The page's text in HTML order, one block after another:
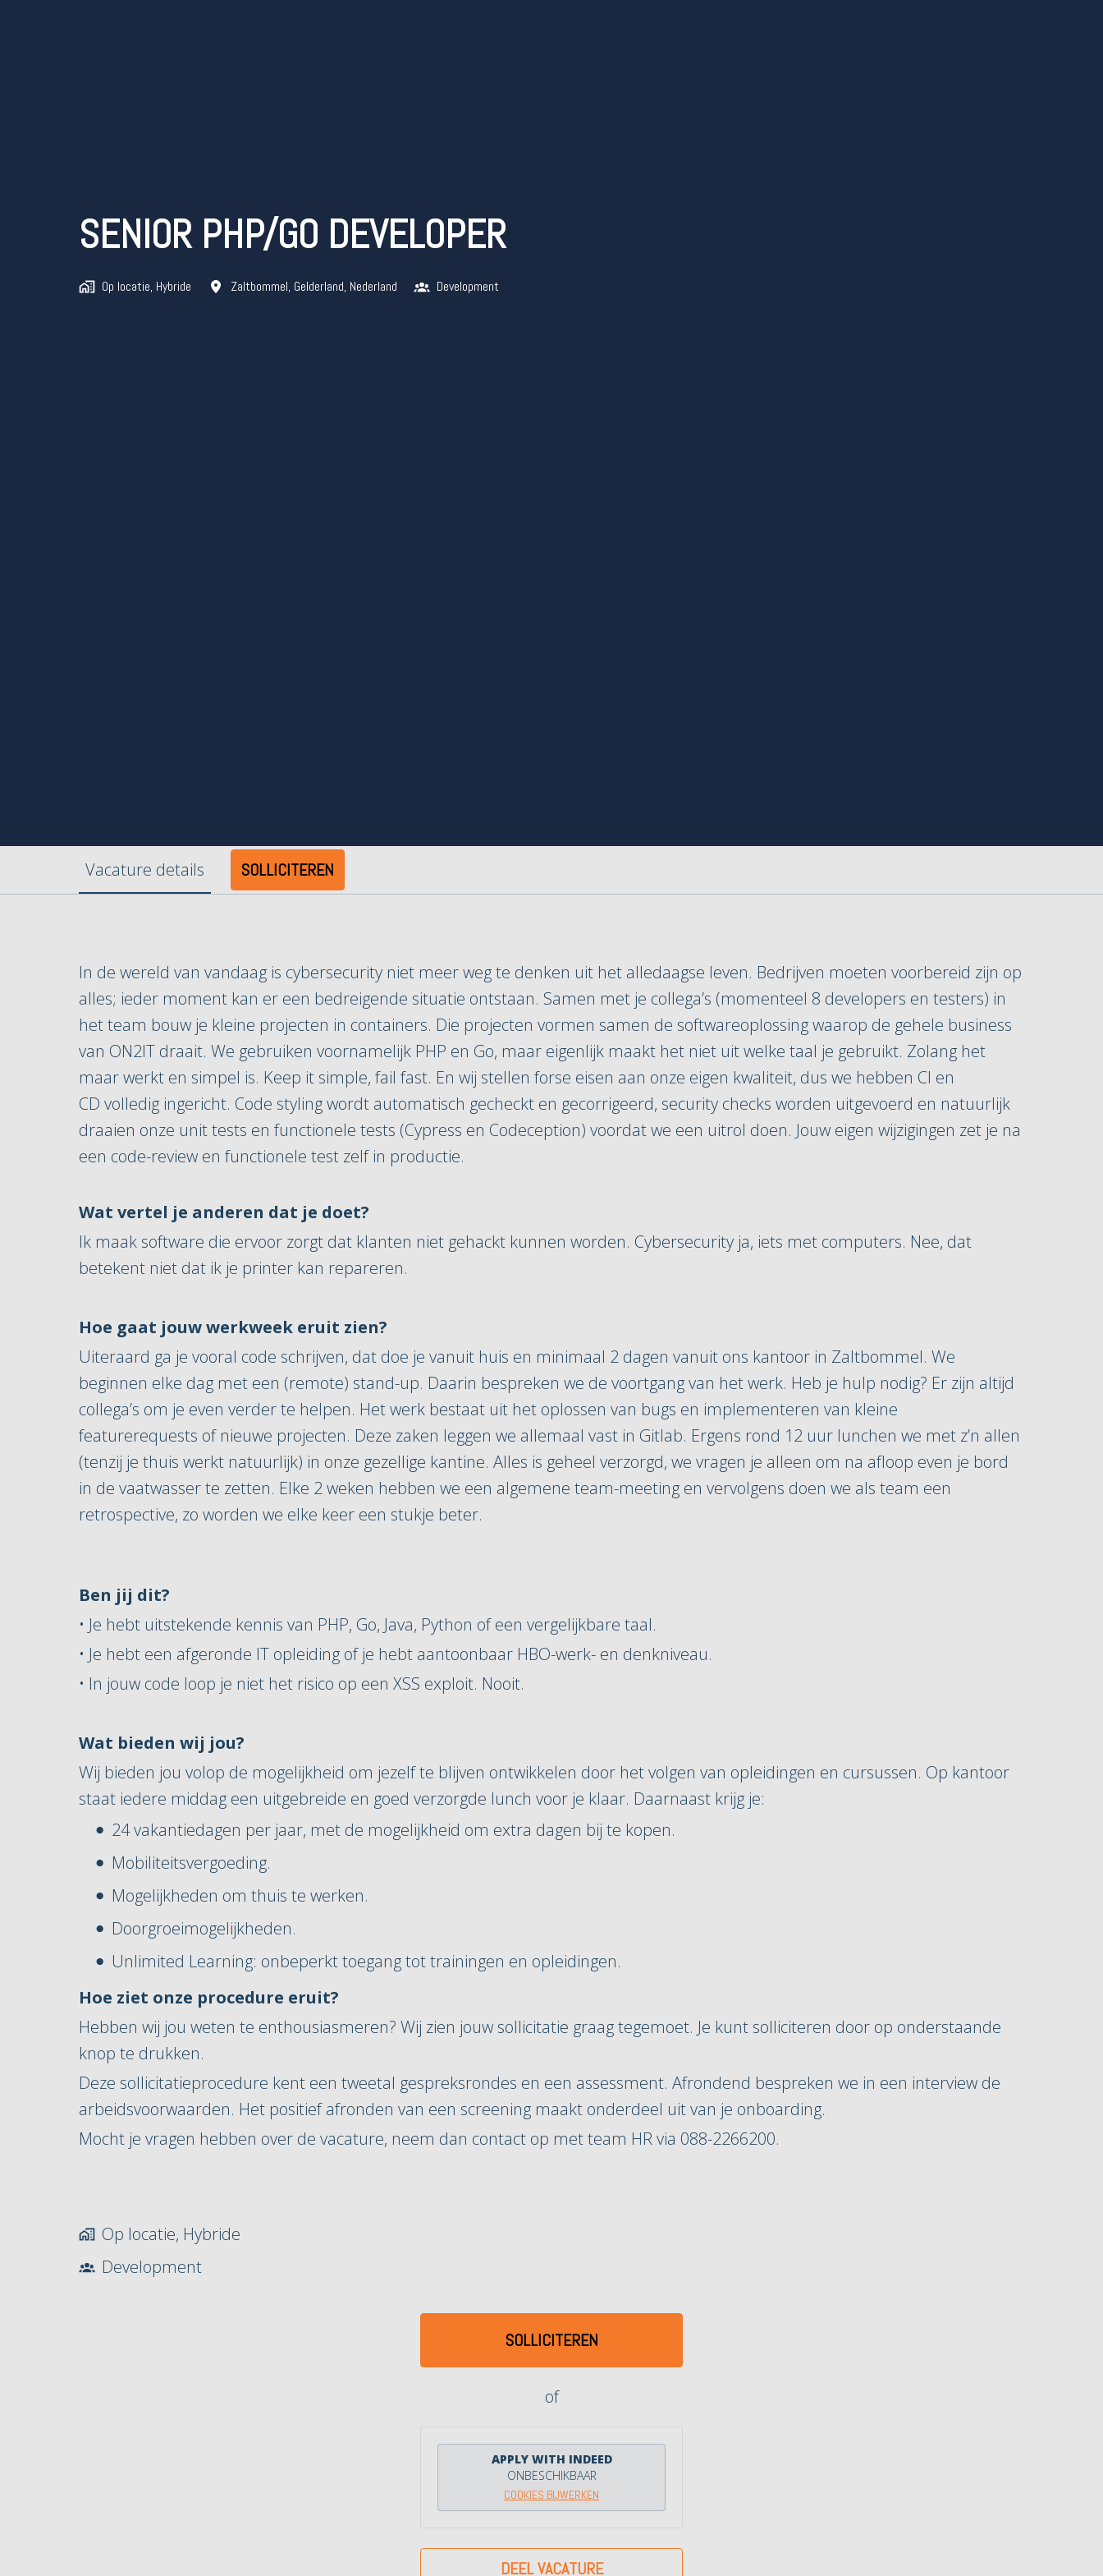
SENIOR PHP/GO DEVELOPER
Op locatie, Hybride Zaltbommel, Gelderland, Nederland Development
Vacature details SOLLICITEREN
In de wereld van vandaag is cybersecurity niet meer weg te denken uit het alledaagse leven. Bedrijven moeten voorbereid zijn op
alles; ieder moment kan er een bedreigende situatie ontstaan. Samen met je collega’s (momenteel 8 developers en testers) in
het team bouw je kleine projecten in containers. Die projecten vormen samen de softwareoplossing waarop de gehele business
van ON2IT draait. We gebruiken voornamelijk PHP en Go, maar eigenlijk maakt het niet uit welke taal je gebruikt. Zolang het
maar werkt en simpel is. Keep it simple, fail fast. En wij stellen forse eisen aan onze eigen kwaliteit, dus we hebben CI en
CD volledig ingericht. Code styling wordt automatisch gecheckt en gecorrigeerd, security checks worden uitgevoerd en natuurlijk
draaien onze unit tests en functionele tests (Cypress en Codeception) voordat we een uitrol doen. Jouw eigen wijzigingen zet je na
een code-review en functionele test zelf in productie.
Wat vertel je anderen dat je doet?
Ik maak software die ervoor zorgt dat klanten niet gehackt kunnen worden. Cybersecurity ja, iets met computers. Nee, dat
betekent niet dat ik je printer kan repareren.
Hoe gaat jouw werkweek eruit zien?
Uiteraard ga je vooral code schrijven, dat doe je vanuit huis en minimaal 2 dagen vanuit ons kantoor in Zaltbommel. We
beginnen elke dag met een (remote) stand-up. Daarin bespreken we de voortgang van het werk. Heb je hulp nodig? Er zijn altijd
collega’s om je even verder te helpen. Het werk bestaat uit het oplossen van bugs en implementeren van kleine
featurerequests of nieuwe projecten. Deze zaken leggen we allemaal vast in Gitlab. Ergens rond 12 uur lunchen we met z’n allen
(tenzij je thuis werkt natuurlijk) in onze gezellige kantine. Alles is geheel verzorgd, we vragen je alleen om na afloop even je bord
in de vaatwasser te zetten. Elke 2 weken hebben we een algemene team-meeting en vervolgens doen we als team een
retrospective, zo worden we elke keer een stukje beter.
Ben jij dit?
• Je hebt uitstekende kennis van PHP, Go, Java, Python of een vergelijkbare taal.
• Je hebt een afgeronde IT opleiding of je hebt aantoonbaar HBO-werk- en denkniveau.
• In jouw code loop je niet het risico op een XSS exploit. Nooit.
Wat bieden wij jou?
Wij bieden jou volop de mogelijkheid om jezelf te blijven ontwikkelen door het volgen van opleidingen en cursussen. Op kantoor
staat iedere middag een uitgebreide en goed verzorgde lunch voor je klaar. Daarnaast krijg je:
24 vakantiedagen per jaar, met de mogelijkheid om extra dagen bij te kopen.
Mobiliteitsvergoeding.
Mogelijkheden om thuis te werken.
Doorgroeimogelijkheden.
Unlimited Learning: onbeperkt toegang tot trainingen en opleidingen.
Hoe ziet onze procedure eruit?
Hebben wij jou weten te enthousiasmeren? Wij zien jouw sollicitatie graag tegemoet. Je kunt solliciteren door op onderstaande
knop te drukken.
Deze sollicitatieprocedure kent een tweetal gespreksrondes en een assessment. Afrondend bespreken we in een interview de
arbeidsvoorwaarden. Het positief afronden van een screening maakt onderdeel uit van je onboarding.
Mocht je vragen hebben over de vacature, neem dan contact op met team HR via 088-2266200.
Op locatie, Hybride
Development
SOLLICITEREN
of
APPLY WITH INDEED
ONBESCHIKBAAR
COOKIES BIJWERKEN
DEEL VACATURE